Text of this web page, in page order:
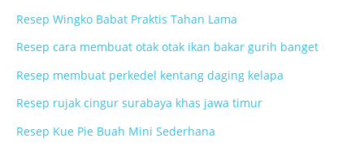
Resep Wingko Babat Praktis Tahan Lama
Resep cara membuat otak otak ikan bakar gurih banget
Resep membuat perkedel kentang daging kelapa
Resep rujak cingur surabaya khas jawa timur
Resep Kue Pie Buah Mini Sederhana